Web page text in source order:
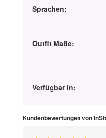
Sprachen:
Outfit Maße:
Verfügbar in:
Kundenbewertungen von